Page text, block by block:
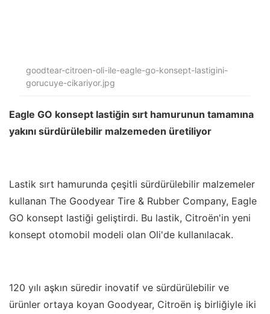
goodtear-citroen-oli-ile-eagle-go-konsept-lastigini-
gorucuye-cikariyor.jpg
Eagle GO konsept lastiğin sırt hamurunun tamamına
yakını sürdürülebilir malzemeden üretiliyor
Lastik sırt hamurunda çeşitli sürdürülebilir malzemeler
kullanan The Goodyear Tire & Rubber Company, Eagle
GO konsept lastiği geliştirdi. Bu lastik, Citroën'in yeni
konsept otomobil modeli olan Oli'de kullanılacak.
120 yılı aşkın süredir inovatif ve sürdürülebilir ve
ürünler ortaya koyan Goodyear, Citroën iş birliğiyle iki